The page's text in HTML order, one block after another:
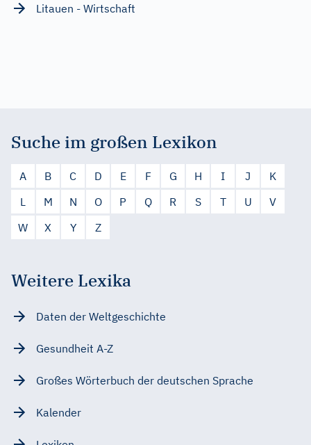
Litauen - Wirtschaft
Suche im großen Lexikon
A B C D E F G H I J
K
L
M N O P Q R S T U
V
W
X Y Z
Weitere Lexika
Daten der Weltgeschichte
Gesundheit A-Z
Großes Wörterbuch der deutschen Sprache
Kalender